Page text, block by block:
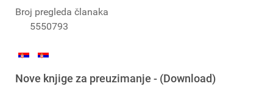
Broj pregleda članaka
5550793
Nove knjige za preuzimanje - (Download)